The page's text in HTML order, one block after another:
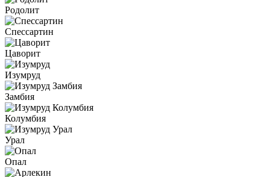
Родолит
Спессартин
Цаворит
Изумруд
Замбия
Колумбия
Урал
Опал